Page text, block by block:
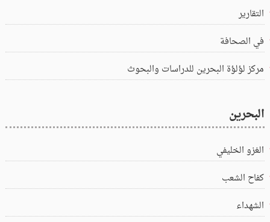
التقارير
في الصحافة
مركز لؤلؤة البحرين للدراسات والبحوث
البحرين
الغزو الخليفي
كفاح الشعب
الشهداء